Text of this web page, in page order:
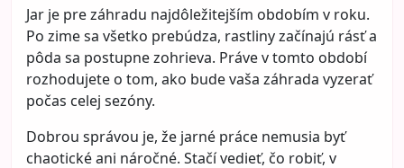
Jar je pre záhradu najdôležitejším obdobím v roku.
Po zime sa všetko prebúdza, rastliny začínajú rásť a
pôda sa postupne zohrieva. Práve v tomto období
rozhodujete o tom, ako bude vaša záhrada vyzerať
počas celej sezóny.
Dobrou správou je, že jarné práce nemusia byť
chaotické ani náročné. Stačí vedieť, čo robiť, v